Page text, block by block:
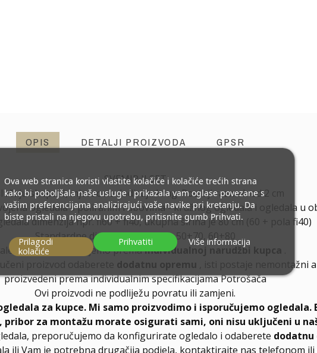
OPIS DETALJI PROIZVODA GPSR
SVEMIR II SET
skupa II, mjesec ne dodiruje krug. Postoji razmak od 2 cm
ogledala s poliranim rubovima - kružnog ogledala i ogledala u
dimenzija npr. fi60 + fi40, ukupna širina je 80 cm (60 + pola fi40)
Standardne dimenzije ogledala: 50+70, 60+80
dimenzije izrađujemo premaindividualnoj narudžbi kupca
proizvod odaberete dodatnu opremu , isti postaje nemontažni
proizvedeni prema individualnim specifikacijama Potrošača
Ovi proizvodi ne podliježu povratu ili zamjeni.
za kupce. Mi samo proizvodimo i isporučujemo ogledala.
za montažu morate osigurati sami, oni nisu uključeni u
preporučujemo da konfigurirate ogledalo i odaberete dodatnu
ili Vam je potrebna drugačija podjela, kontaktirajte nas telefonom ili
Ova web stranica koristi vlastite kolačiće i kolačiće trećih strana
kako bi poboljšala naše usluge i prikazala vam oglase povezane s
vašim preferencijama analizirajući vaše navike pri kretanju. Da
biste pristali na njegovu upotrebu, pritisnite gumb Prihvati.
Više informacija
Prilagodi
kolačiće
Prihvatiti